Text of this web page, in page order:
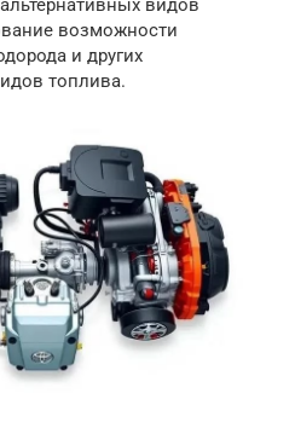
видов
возможности
и других
топлива.